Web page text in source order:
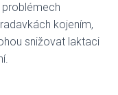
kojením,
snižovat laktaci